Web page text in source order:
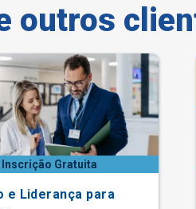
outros
Inscrição Gratuita
e Liderança para